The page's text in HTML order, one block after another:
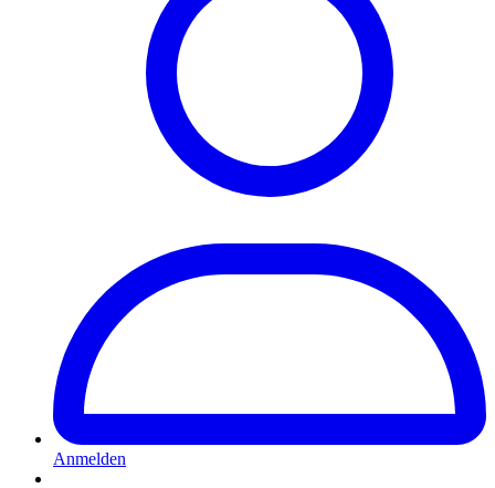
Anmelden